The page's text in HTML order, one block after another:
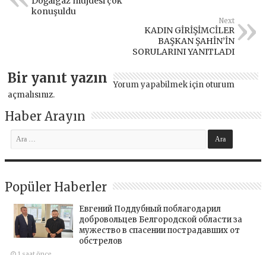
konuşuldu
Next
KADIN GİRİŞİMCİLER
BAŞKAN ŞAHİN’İN
SORULARINI YANITLADI
Bir yanıt yazın Yorum yapabilmek için oturum
açmalısınız.
Haber Arayın
Popüler Haberler
Евгений Поддубный поблагодарил
добровольцев Белгородской области за
мужество в спасении пострадавших от
обстрелов